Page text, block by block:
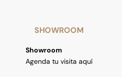
SHOWROOM
Showroom
Agenda tu visita aquí